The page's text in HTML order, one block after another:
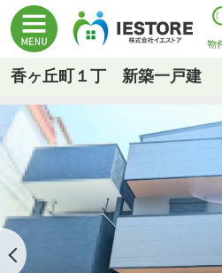
香ヶ丘町１丁 新築一戸建